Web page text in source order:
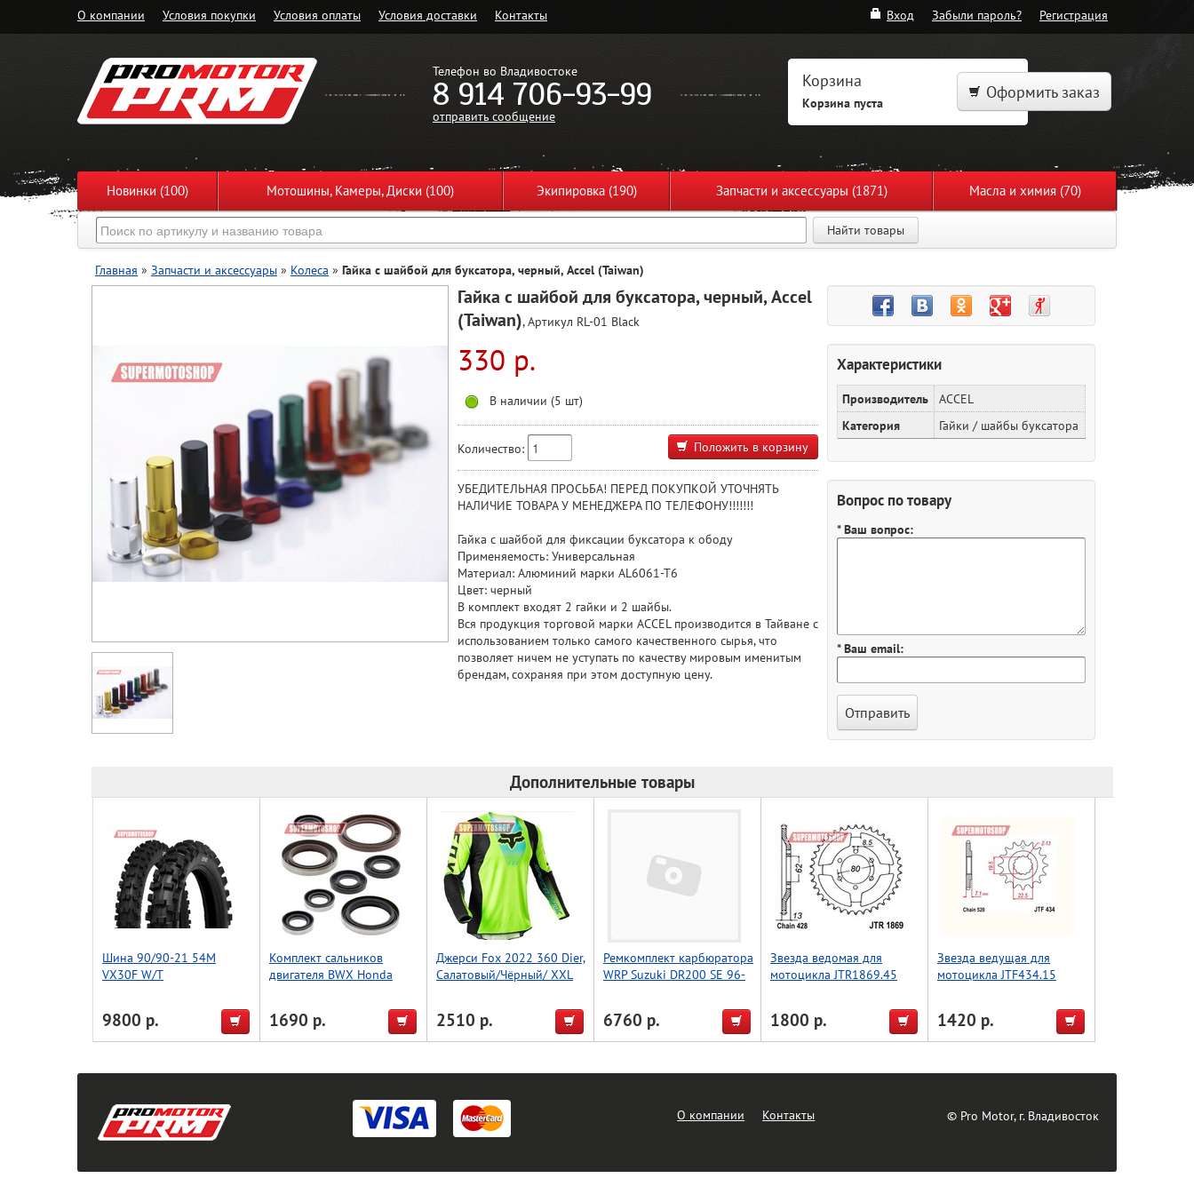
О компании Условия покупки Условия оплаты Условия доставки Контакты Вход Забыли пароль? Регистрация
Телефон во Владивостоке
8 914 706-93-99
отправить сообщение
Корзина
Корзина пуста
Оформить заказ
Новинки (100) Мотошины, Камеры, Диски (100) Экипировка (190) Запчасти и аксессуары (1871) Масла и химия (70)
Найти товары
Главная » Запчасти и аксессуары » Колеса » Гайка с шайбой для буксатора, черный, Accel (Taiwan)
Гайка с шайбой для буксатора, черный, Accel
(Taiwan), Артикул RL-01 Black
330 р.
В наличии (5 шт)
Количество: Положить в корзину
УБЕДИТЕЛЬНАЯ ПРОСЬБА! ПЕРЕД ПОКУПКОЙ УТОЧНЯТЬ
НАЛИЧИЕ ТОВАРА У МЕНЕДЖЕРА ПО ТЕЛЕФОНУ!!!!!!!
Гайка с шайбой для фиксации буксатора к ободу
Применяемость: Универсальная
Материал: Алюминий марки AL6061-T6
Цвет: черный
В комплект входят 2 гайки и 2 шайбы.
Вся продукция торговой марки ACCEL производится в Тайване с
использованием только самого качественного сырья, что
позволяет ничем не уступать по качеству мировым именитым
брендам, сохраняя при этом доступную цену.
Характеристики
Производитель
ACCEL
Категория
Гайки / шайбы буксатора
Вопрос по товару
* Ваш вопрос:
* Ваш email:
Дополнительные товары
Шина 90/90-21 54M
VX30F W/T
9800 р.
Комплект сальников
двигателя BWX Honda
1690 р.
Джерси Fox 2022 360 Dier,
Салатовый/Чёрный/ XXL
2510 р.
Ремкомплект карбюратора
WRP Suzuki DR200 SE 96-
6760 р.
Звезда ведомая для
мотоцикла JTR1869.45
1800 р.
Звезда ведущая для
мотоцикла JTF434.15
1420 р.
О компании Контакты © Pro Motor, г. Владивосток